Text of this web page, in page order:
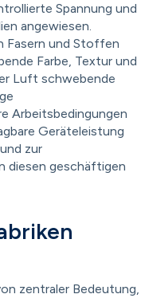
Spannung und
angewiesen.
Fasern und Stoffen
Farbe, Textur und
Luft schwebende
Arbeitsbedingungen
Geräteleistung
zur
diesen geschäftigen
zentraler Bedeutung,